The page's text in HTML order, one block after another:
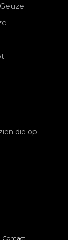
die op
Contact